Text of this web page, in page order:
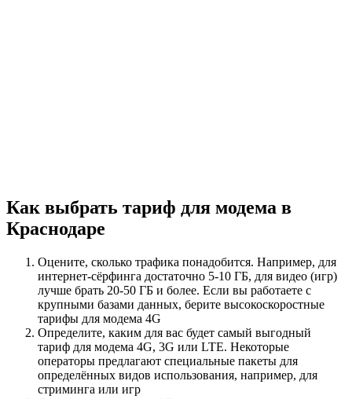
Как выбрать тариф для модема в
Краснодаре
Оцените, сколько трафика понадобится. Например, для
интернет-сёрфинга достаточно 5-10 ГБ, для видео (игр)
лучше брать 20-50 ГБ и более. Если вы работаете с
крупными базами данных, берите высокоскоростные
тарифы для модема 4G
Определите, каким для вас будет самый выгодный
тариф для модема 4G, 3G или LTE. Некоторые
операторы предлагают специальные пакеты для
определённых видов использования, например, для
стриминга или игр